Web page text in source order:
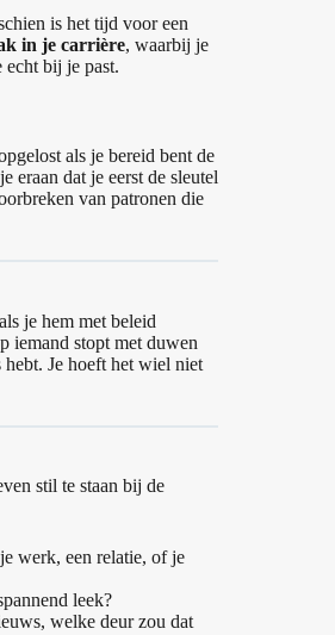
is het tijd voor een
in je carrière, waarbij je
bij je past.
als je bereid bent de
eraan dat je eerst de sleutel
van patronen die
je hem met beleid
iemand stopt met duwen
Je hoeft het wiel niet
stil te staan bij de
werk, een relatie, of je
leek?
welke deur zou dat